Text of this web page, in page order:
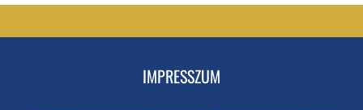
IMPRESSZUM